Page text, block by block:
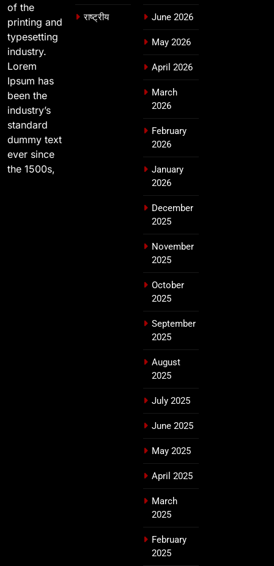
of the
printing and
typesetting
industry.
Lorem
Ipsum has
been the
industry’s
standard
dummy text
ever since
the 1500s,
राष्ट्रीय June 2026
May 2026
April 2026
March
2026
February
2026
January
2026
December
2025
November
2025
October
2025
September
2025
August
2025
July 2025
June 2025
May 2025
April 2025
March
2025
February
2025